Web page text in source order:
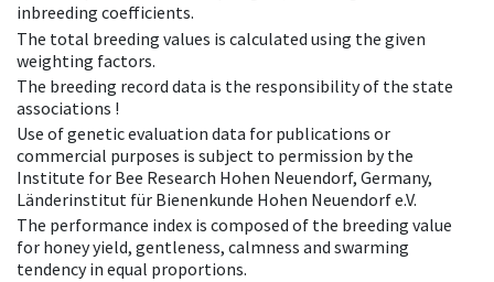
inbreeding coefficients.
The total breeding values is calculated using the given
weighting factors.
The breeding record data is the responsibility of the state
associations !
Use of genetic evaluation data for publications or
commercial purposes is subject to permission by the
Institute for Bee Research Hohen Neuendorf, Germany,
Länderinstitut für Bienenkunde Hohen Neuendorf e.V.
The performance index is composed of the breeding value
for honey yield, gentleness, calmness and swarming
tendency in equal proportions.